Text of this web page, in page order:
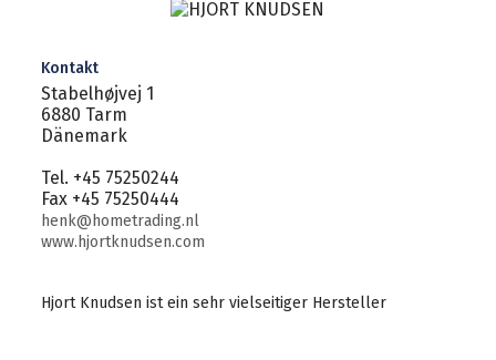
Kontakt
Stabelhøjvej 1
6880 Tarm
Dänemark
Tel. +45 75250244
Fax +45 75250444
henk@hometrading.nl
www.hjortknudsen.com
Hjort Knudsen ist ein sehr vielseitiger Hersteller